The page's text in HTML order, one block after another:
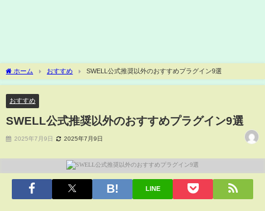
ホーム おすすめ SWELL公式推奨以外のおすすめプラグイン9選
おすすめ
SWELL公式推奨以外のおすすめプラグイン9選
2025年7月9日 2025年7月9日
LINE